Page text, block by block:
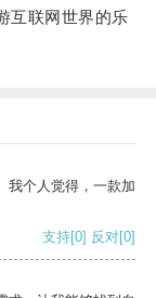
联网世界的乐
我个人觉得，一款加
支持[0] 反对[0]